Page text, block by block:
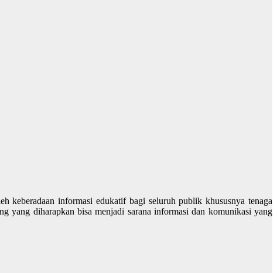
keberadaan informasi edukatif bagi seluruh publik khususnya tenaga
yang diharapkan bisa menjadi sarana informasi dan komunikasi yang